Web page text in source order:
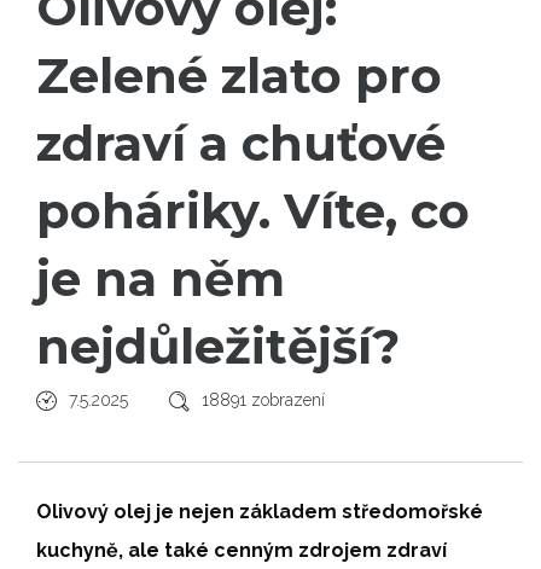
Zelené zlato pro
zdraví a chuťové
poháriky. Víte, co
je na něm
nejdůležitější?
7.5.2025 18891 zobrazení
Olivový olej je nejen základem středomořské
kuchyně, ale také cenným zdrojem zdraví